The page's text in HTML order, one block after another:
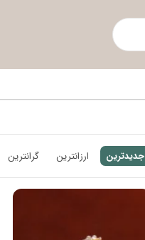
جدیدترین ارزانترین گرانترین